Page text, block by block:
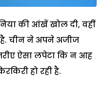
की आंखें खोल दी, वहीं
चीन ने अपने अजीज
ऐसा लपेटा कि न आह
हो रही है.